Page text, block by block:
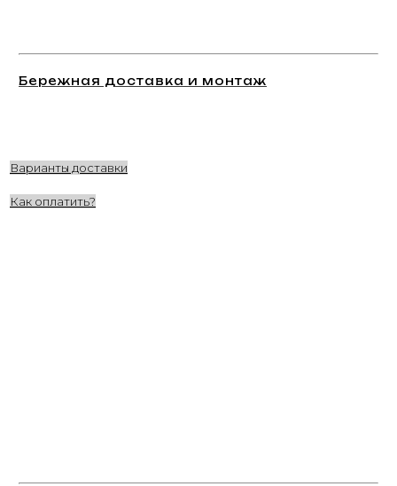
Бережная доставка и монтаж
Варианты доставки
Как оплатить?